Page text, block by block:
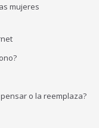
mujeres
o la reemplaza?